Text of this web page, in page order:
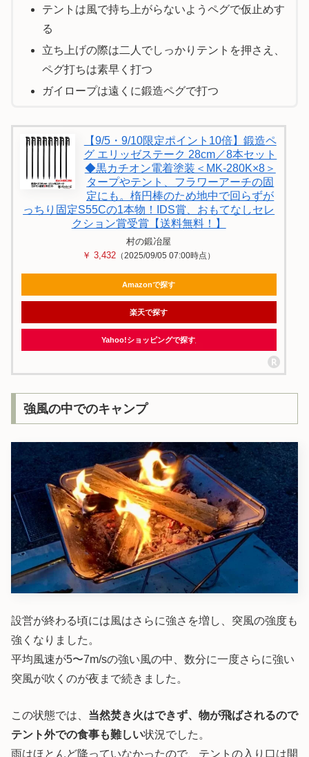
テントは風で持ち上がらないようペグで仮止めす
る
立ち上げの際は二人でしっかりテントを押さえ、
ペグ打ちは素早く打つ
ガイロープは遠くに鍛造ペグで打つ
【9/5・9/10限定ポイント10倍】鍛造ペ
グ エリッゼステーク 28cm／8本セット
◆黒カチオン電着塗装＜MK-280K×8＞
タープやテント、フラワーアーチの固
定にも。楕円棒のため地中で回らずが
っちり固定S55Cの1本物！IDS賞、おもてなしセレ
クション賞受賞【送料無料！】
村の鍛冶屋
￥ 3,432 （2025/09/05 07:00時点）
Amazonで探す
楽天で探す
Yahoo!ショッピングで探す
強風の中でのキャンプ
設営が終わる頃には風はさらに強さを増し、突風の強度も
強くなりました。
平均風速が5〜7m/sの強い風の中、数分に一度さらに強い
突風が吹くのが夜まで続きました。
この状態では、 当然焚き火はできず、物が飛ばされるので
テント外での食事も難しい状況でした。
雨はほとんど降っていなかったので、テントの入り口は開